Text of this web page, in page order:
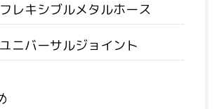
フレキシブルメタルホース
ユニバーサルジョイント